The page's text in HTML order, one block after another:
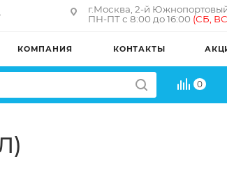
г.Москва, 2-й Южнопортовый
ПН-ПТ с 8:00 до 16:00 (СБ,
КОМПАНИЯ КОНТАКТЫ
0